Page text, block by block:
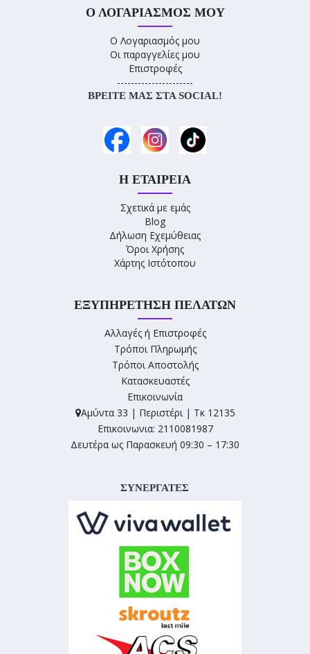
Ο ΛΟΓΑΡΙΑΣΜΌΣ ΜΟΥ
Ο Λογαριασμός μου
Οι παραγγελίες μου
Επιστροφές
----------------------
ΒΡΕΊΤΕ ΜΑΣ ΣΤΑ SOCIAL!
Η ΕΤΑΙΡΕΊΑ
Σχετικά με εμάς
Blog
Δήλωση Εχεμύθειας
Όροι Χρήσης
Χάρτης Ιστότοπου
ΕΞΥΠΗΡΈΤΗΣΗ ΠΕΛΑΤΏΝ
Αλλαγές ή Επιστροφές
Τρόποι Πληρωμής
Τρόποι Αποστολής
Κατασκευαστές
Επικοινωνία
Αμύντα 33 | Περιστέρι | Τκ 12135
Επικοινωνια: 2110081987
Δευτέρα ως Παρασκευή 09:30 – 17:30
ΣΥΝΕΡΓΑΤΕΣ